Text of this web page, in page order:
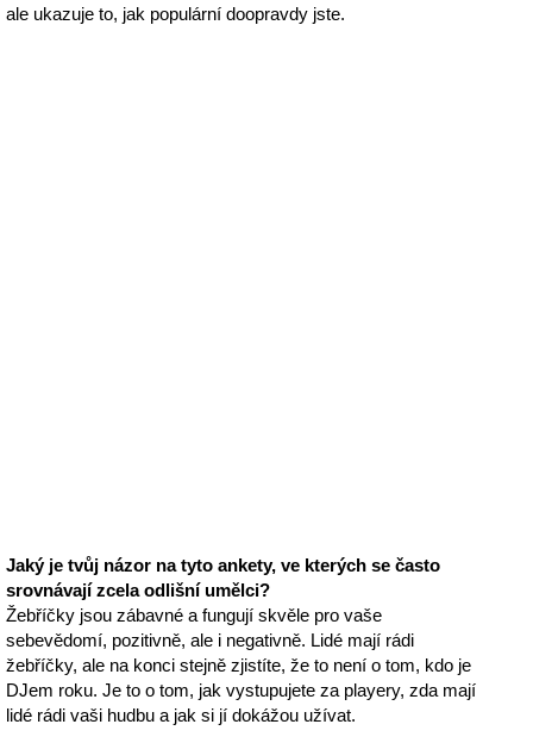
ale ukazuje to, jak populární doopravdy jste.
Jaký je tvůj názor na tyto ankety, ve kterých se často
srovnávají zcela odlišní umělci?
Žebříčky jsou zábavné a fungují skvěle pro vaše
sebevědomí, pozitivně, ale i negativně. Lidé mají rádi
žebříčky, ale na konci stejně zjistíte, že to není o tom, kdo je
DJem roku. Je to o tom, jak vystupujete za playery, zda mají
lidé rádi vaši hudbu a jak si jí dokážou užívat.